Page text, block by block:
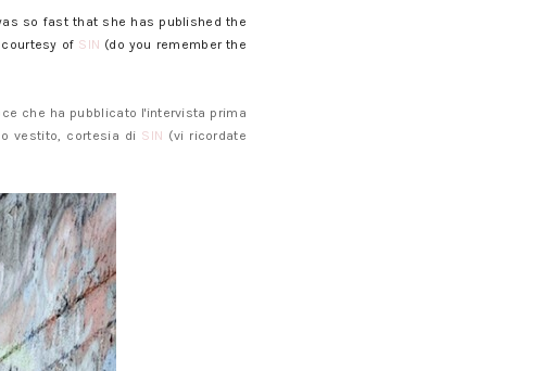
so fast that she has published the
of SIN (do you remember the
che ha pubblicato l'intervista prima
vestito, cortesia di SIN (vi ricordate